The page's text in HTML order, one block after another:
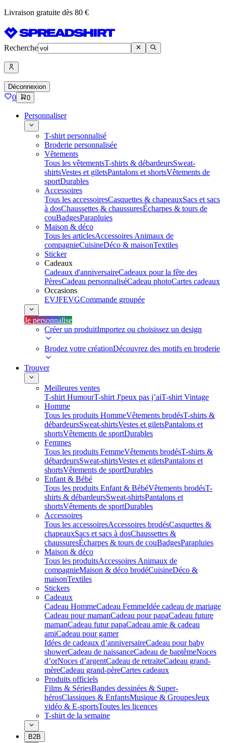
Livraison gratuite dès 80 €
Recherche
Déconnexion
0 0
Personnaliser
T-shirt personnalisé
Broderie personnalisée
Vêtements
Tous les vêtementsT-shirts & débardeursSweat-
shirtsVestes et giletsPantalons et shortsVêtements de
sportDurables
Accessoires
Tous les accessoiresCasquettes & chapeauxSacs et sacs
à dosChaussettes & chaussuresÉcharpes & tours de
couBadgesParapluies
Maison & déco
Tous les articlesAccessoires Animaux de
compagnieCuisineDéco & maisonTextiles
Sticker
Cadeaux
Cadeaux d'anniversaireCadeaux pour la fête des
PèresCadeau personnaliséCadeau photoCartes cadeaux
Occasions
EVJFEVGCommande groupée
Je personnalise
Créer un produitImportez ou choisissez un design
Brodez votre créationDécouvrez des motifs en broderie
Trouver
Meilleures ventes
T-shirt HumourT-shirt J'peux pas j’aiT-shirt Vintage
Homme
Tous les produits HommeVêtements brodésT-shirts &
débardeursSweat-shirtsVestes et giletsPantalons et
shortsVêtements de sportDurables
Femmes
Tous les produits FemmeVêtements brodésT-shirts &
débardeursSweat-shirtsVestes et giletsPantalons et
shortsVêtements de sportDurables
Enfant & Bébé
Tous les produits Enfant & BébéVêtements brodésT-
shirts & débardeursSweat-shirtsPantalons et
shortsVêtements de sportDurables
Accessoires
Tous les accessoiresAccessoires brodésCasquettes &
chapeauxSacs et sacs à dosChaussettes &
chaussuresÉcharpes & tours de couBadgesParapluies
Maison & déco
Tous les produitsAccessoires Animaux de
compagnieMaison & déco brodéCuisineDéco &
maisonTextiles
Stickers
Cadeaux
Cadeau HommeCadeau FemmeIdée cadeau de mariage​
Cadeau pour mamanCadeau pour papaCadeau future
mamanCadeau futur papaCadeau amie & cadeau
amiCadeau pour gamer
Idées de cadeaux d’anniversaireCadeau pour baby
showerCadeau de naissanceCadeau de baptêmeNoces
d’orNoces d’argentCadeau de retraiteCadeau grand-
mèreCadeau grand-pèreCartes cadeaux
Produits officiels
Films & SériesBandes dessinées & Super-
hérosClassiques & EnfantsMusique & GroupesJeux
vidéo & E-sportsToutes les licences
T-shirt de la semaine
B2B